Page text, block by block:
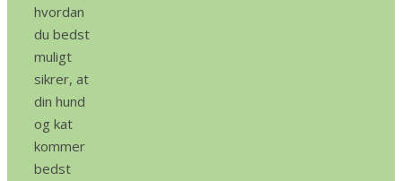
hvordan
du bedst
muligt
sikrer, at
din hund
og kat
kommer
bedst